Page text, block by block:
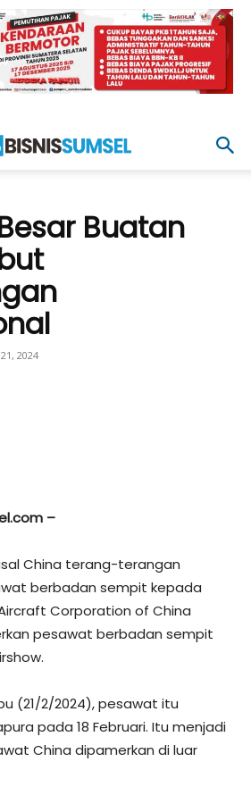
Buatan
2024
–
China terang-terangan
berbadan sempit kepada
Corporation of China
pesawat berbadan sempit
(21/2/2024), pesawat itu
pada 18 Februari. Itu menjadi
China dipamerkan di luar